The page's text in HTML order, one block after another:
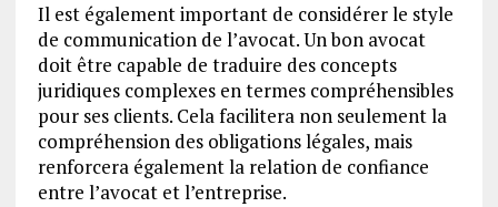
Il est également important de considérer le style
de communication de l’avocat. Un bon avocat
doit être capable de traduire des concepts
juridiques complexes en termes compréhensibles
pour ses clients. Cela facilitera non seulement la
compréhension des obligations légales, mais
renforcera également la relation de confiance
entre l’avocat et l’entreprise.